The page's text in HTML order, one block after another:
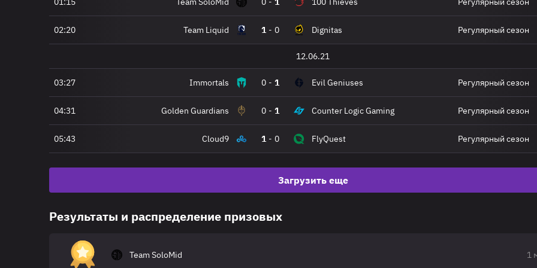
02:20 Team Liquid 1 - 0 Dignitas Регулярный сезон
12.06.21
03:27 Immortals 0 - 1 Evil Geniuses Регулярный сезон
04:31 Golden Guardians 0 - 1 Counter Logic Gaming Регулярный сезон
05:43 Cloud9 1 - 0 FlyQuest Регулярный сезон
Загрузить еще
Результаты и распределение призовых
Team SoloMid 1